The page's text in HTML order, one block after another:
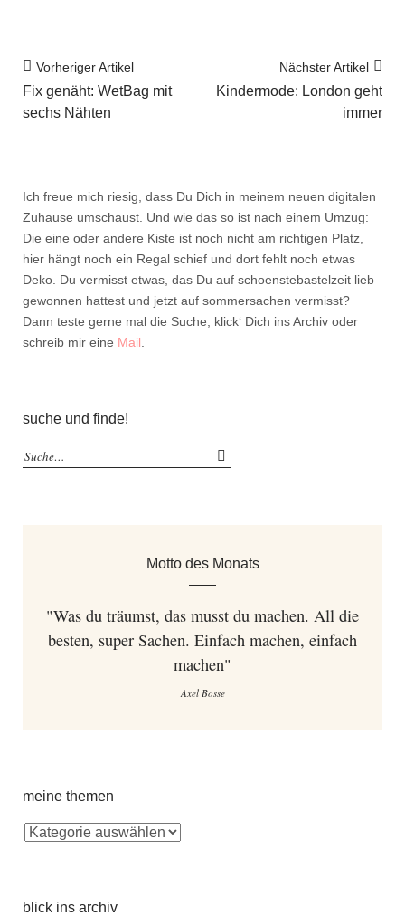
Vorheriger Artikel
Fix genäht: WetBag mit
sechs Nähten
Nächster Artikel
Kindermode: London geht
immer
Ich freue mich riesig, dass Du Dich in meinem neuen digitalen
Zuhause umschaust. Und wie das so ist nach einem Umzug:
Die eine oder andere Kiste ist noch nicht am richtigen Platz,
hier hängt noch ein Regal schief und dort fehlt noch etwas
Deko. Du vermisst etwas, das Du auf schoenstebastelzeit lieb
gewonnen hattest und jetzt auf sommersachen vermisst?
Dann teste gerne mal die Suche, klick‘ Dich ins Archiv oder
schreib mir eine Mail
suche und finde!
Motto des Monats
"Was du träumst, das musst du machen. All die
besten, super Sachen. Einfach machen, einfach
machen"
Axel Bosse
meine themen
blick ins archiv